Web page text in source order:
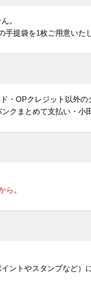
。
手提袋を1枚ご用意いた
・OPクレジット以外
クまとめて支払い・
ら。
ントやスタンプなど）